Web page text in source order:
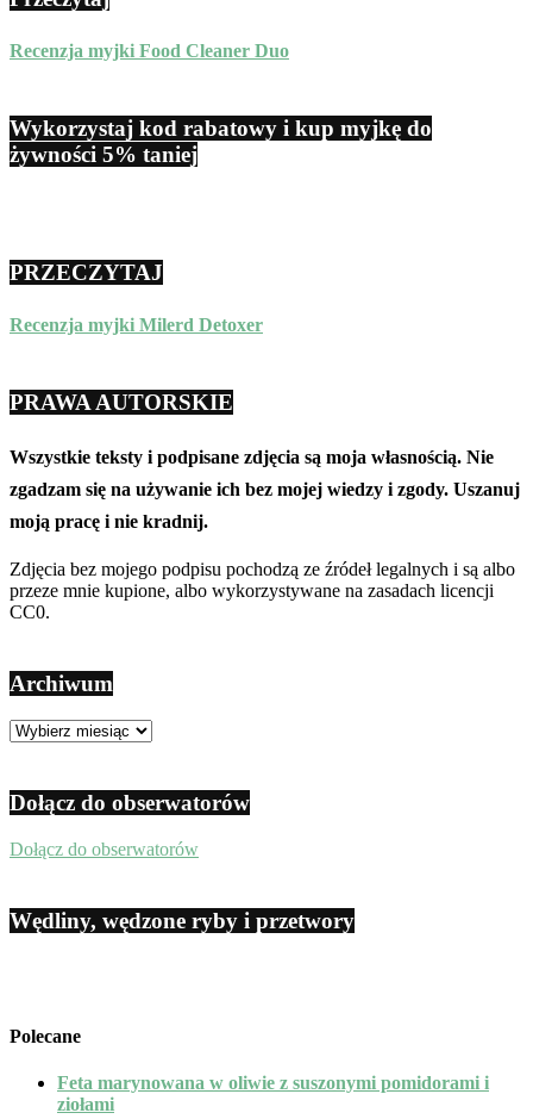
Recenzja myjki Food Cleaner Duo
Wykorzystaj kod rabatowy i kup myjkę do
żywności 5% taniej
PRZECZYTAJ
Recenzja myjki Milerd Detoxer
PRAWA AUTORSKIE
Wszystkie teksty i podpisane zdjęcia są moja własnością. Nie
zgadzam się na używanie ich bez mojej wiedzy i zgody. Uszanuj
moją pracę i nie kradnij.
Zdjęcia bez mojego podpisu pochodzą ze źródeł legalnych i są albo
przeze mnie kupione, albo wykorzystywane na zasadach licencji
CC0.
Archiwum
Archiwum
Dołącz do obserwatorów
Dołącz do obserwatorów
Wędliny, wędzone ryby i przetwory
Polecane
Feta marynowana w oliwie z suszonymi pomidorami i
ziołami